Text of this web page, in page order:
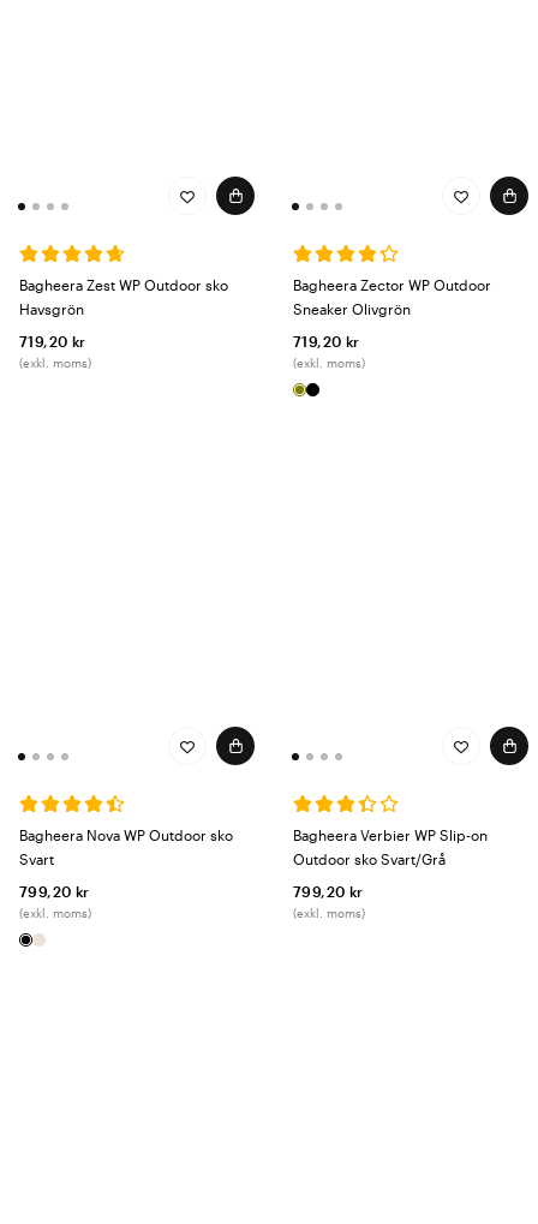
Bagheera Zest WP Outdoor sko
Havsgrön
719,20 kr
(exkl. moms)
Bagheera Zector WP Outdoor
Sneaker Olivgrön
719,20 kr
(exkl. moms)
Bagheera Nova WP Outdoor sko
Svart
799,20 kr
(exkl. moms)
Bagheera Verbier WP Slip-on
Outdoor sko Svart/Grå
799,20 kr
(exkl. moms)